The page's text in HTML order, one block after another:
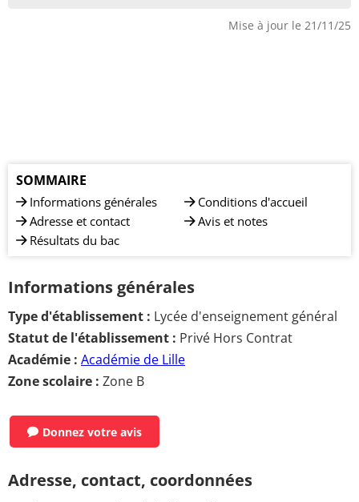
Mise à jour le 21/11/25
SOMMAIRE
Informations générales
Adresse et contact
Résultats du bac
Conditions d'accueil
Avis et notes
Informations générales
Type d'établissement : Lycée d'enseignement général
Statut de l'établissement : Privé Hors Contrat
Académie : Académie de Lille
Zone scolaire : Zone B
Donnez votre avis
Adresse, contact, coordonnées